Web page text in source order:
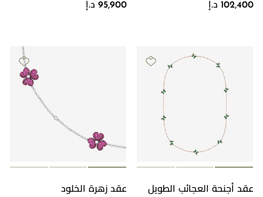
102,400 د.إ 95,900 د.إ
عقد أجنحة العجائب الطويل
عقد زهرة الخلود